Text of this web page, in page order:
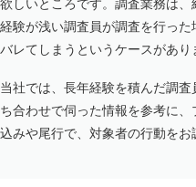
経験が浅い調査員が調査を行っ
バレてしまうというケースがあり
当社では、長年経験を積んだ調
ち合わせで伺った情報を参考に
込みや尾行で、対象者の行動をお